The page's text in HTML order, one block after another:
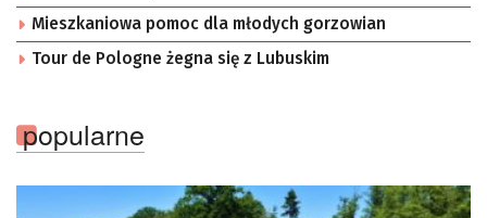
Mieszkaniowa pomoc dla młodych gorzowian
Tour de Pologne żegna się z Lubuskim
popularne